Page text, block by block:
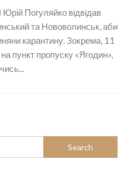
Юрій Погуляйко відвідав
та Нововолинськ, аби
карантину. Зокрема, 11
пункт пропуску «Ягодин»,